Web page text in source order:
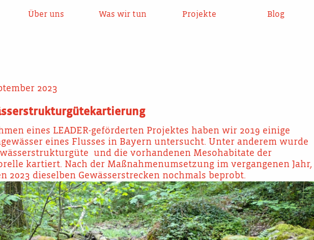
Über uns Was wir tun Projekte Blog
2023
eines LEADER-geförderten Projektes haben wir 2019 einige
eines Flusses in Bayern untersucht. Unter anderem wurde
und die vorhandenen Mesohabitate der
kartiert. Nach der Maßnahmenumsetzung im vergangenen Jahr,
2023 dieselben Gewässerstrecken nochmals beprobt.